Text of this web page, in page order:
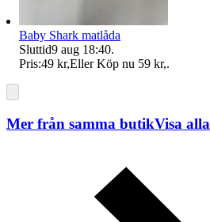
Baby Shark matlåda
Sluttid9 aug 18:40.
Pris:49 kr,Eller Köp nu 59 kr,.
Mer från samma butikVisa alla